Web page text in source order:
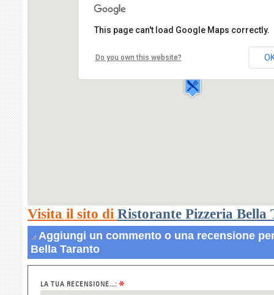
Ristorante Pizzeria Bella Taranto
Via Tartini, 2,
40100 BOLOGNA
This page can't load Google Maps correctly.
Do you own this website?
Visita il sito di Ristorante Pizzeria Bella
Aggiungi un commento o una recensione
Bella Taranto
LA TUA RECENSIONE...: *